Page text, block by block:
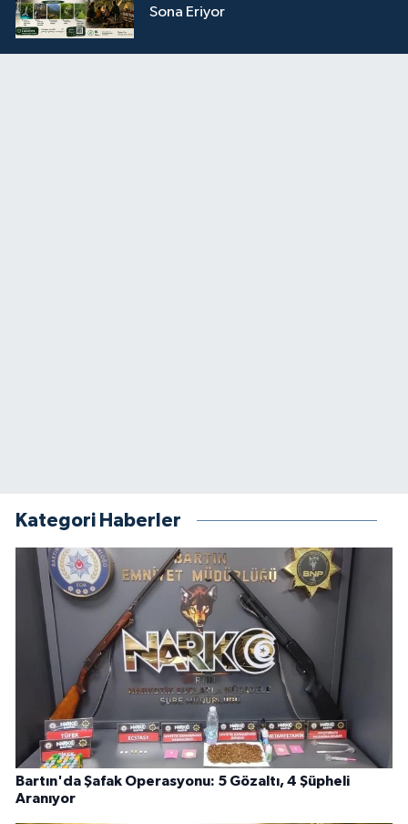
Sona Eriyor
Kategori Haberler
Bartın'da Şafak Operasyonu: 5 Gözaltı, 4 Şüpheli
Aranıyor